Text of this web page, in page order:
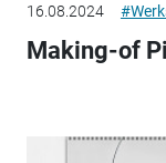
16.08.2024
Making-of